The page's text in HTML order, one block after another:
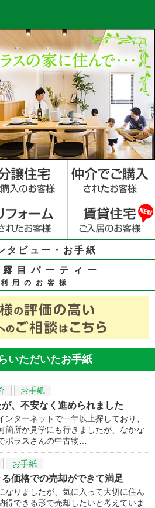
タビュー・お手紙
目パーティー
用のお客様
いただいたお手紙
お手紙
、不安なく進められました
ンターネットで一年以上探しており、
箇所か見学にも行きましたが、なかな
ポラスさんの中古物…
お手紙
価格での売却ができて満足
なりましたが、気に入って大切に住ん
得できる形で売却したいと考えていま